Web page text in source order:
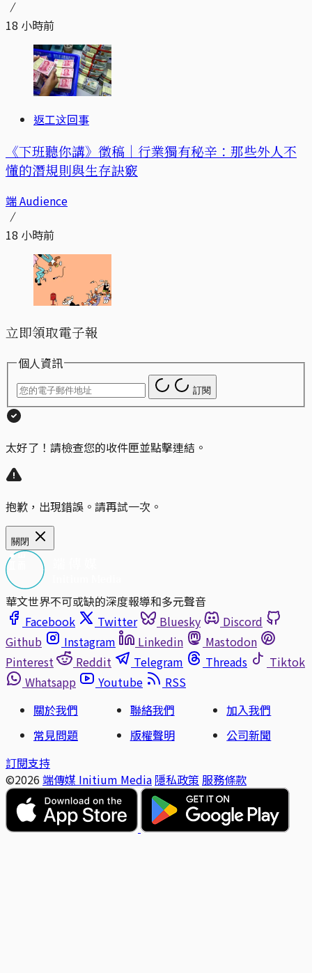
18 小時前
返工这回事
《下班聽你講》徵稿｜行業獨有秘辛：那些外人不
懂的潛規則與生存訣竅
端 Audience
18 小時前
立即領取電子報
個人資訊
訂閱
太好了！請檢查您的收件匣並點擊連結。
抱歉，出現錯誤。請再試一次。
關閉
華文世界不可或缺的深度報導和多元聲音
Facebook
Twitter Bluesky
Discord
Github
Instagram Linkedin
Mastodon
Pinterest
Reddit Telegram Threads
Tiktok
Whatsapp
Youtube
RSS
關於我們
聯絡我們
加入我們
常見問題
版權聲明
公司新聞
訂閱支持
©2026 端傳媒 Initium Media 隱私政策 服務條款